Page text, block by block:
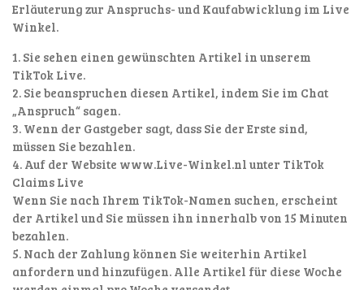
Erläuterung zur Anspruchs- und Kaufabwicklung im Live
Winkel.
1. Sie sehen einen gewünschten Artikel in unserem
TikTok Live.
2. Sie beanspruchen diesen Artikel, indem Sie im Chat
„Anspruch“ sagen.
3. Wenn der Gastgeber sagt, dass Sie der Erste sind,
müssen Sie bezahlen.
4. Auf der Website www.Live-Winkel.nl unter TikTok
Claims Live
Wenn Sie nach Ihrem TikTok-Namen suchen, erscheint
der Artikel und Sie müssen ihn innerhalb von 15 Minuten
bezahlen.
5. Nach der Zahlung können Sie weiterhin Artikel
anfordern und hinzufügen. Alle Artikel für diese Woche